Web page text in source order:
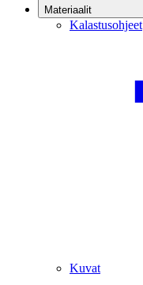
Materiaalit
Kalastusohjeet
Kuvat